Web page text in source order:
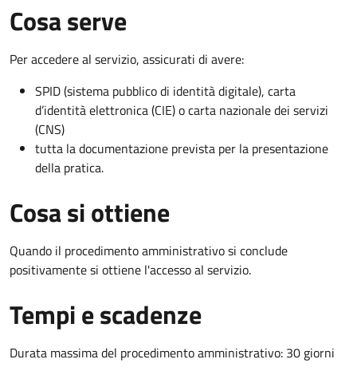
Cosa serve
Per accedere al servizio, assicurati di avere:
SPID (sistema pubblico di identità digitale), carta
d’identità elettronica (CIE) o carta nazionale dei servizi
(CNS)
tutta la documentazione prevista per la presentazione
della pratica.
Cosa si ottiene
Quando il procedimento amministrativo si conclude
positivamente si ottiene l'accesso al servizio.
Tempi e scadenze
Durata massima del procedimento amministrativo: 30 giorni